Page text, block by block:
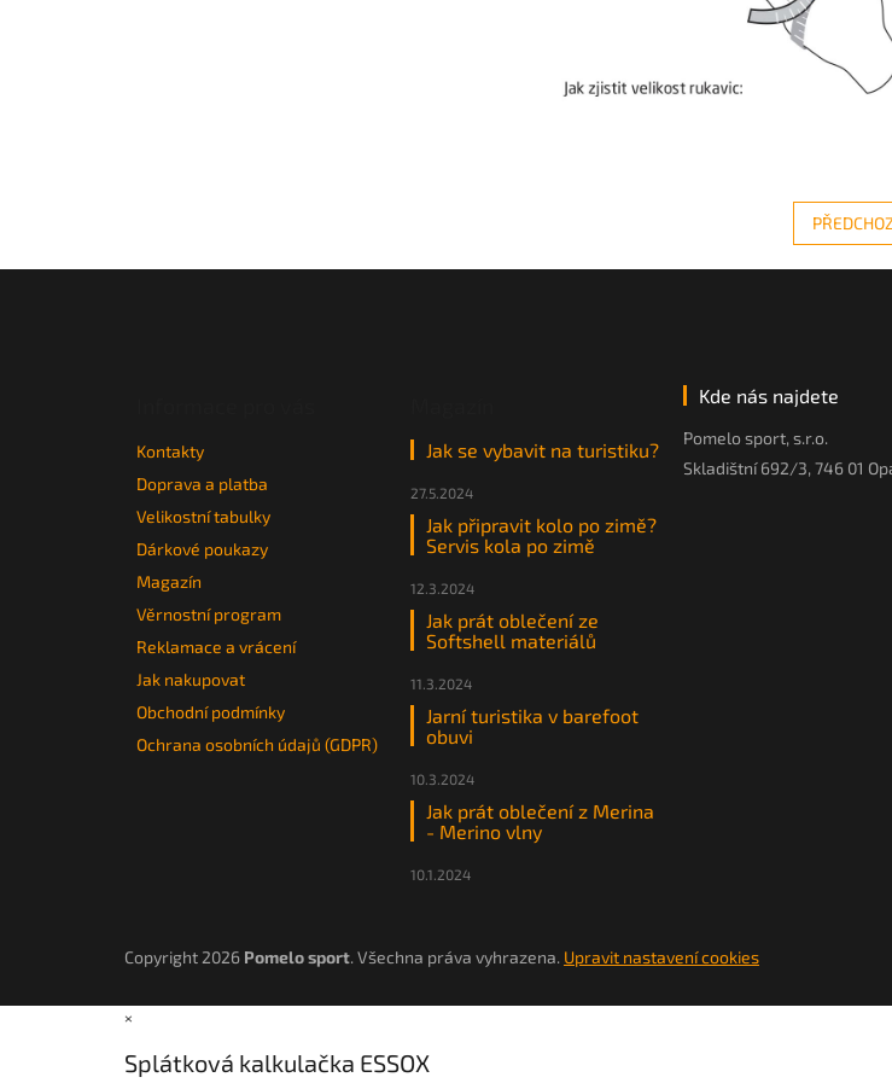
Kontakty
Doprava a platba
Velikostní tabulky
Dárkové poukazy
Magazín
Věrnostní program
Reklamace a vrácení
Jak nakupovat
Obchodní podmínky
Ochrana osobních údajů (GDPR)
Jak se vybavit na turistiku?
27.5.2024
Jak připravit kolo po zimě?
Servis kola po zimě
12.3.2024
Jak prát oblečení ze
Softshell materiálů
11.3.2024
Jarní turistika v barefoot
obuvi
10.3.2024
Jak prát oblečení z Merina
- Merino vlny
10.1.2024
Kde nás najdete
Pomelo sport, s.r.o.
Skladištní 692/3, 746 01
Copyright 2026 Pomelo sport. Všechna práva vyhrazena. Upravit nastavení cookies
×
Splátková kalkulačka ESSOX